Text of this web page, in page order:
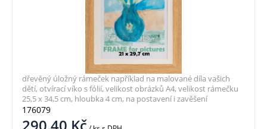
176079
290,40 Kč
dřevěný úložný rámeček například na malované díla vašich
dětí, otvírací víko s fólií, velikost obrázků A4, velikost rámečku
25,5 x 34,5 cm, hloubka 4 cm, na postavení i zavěšení